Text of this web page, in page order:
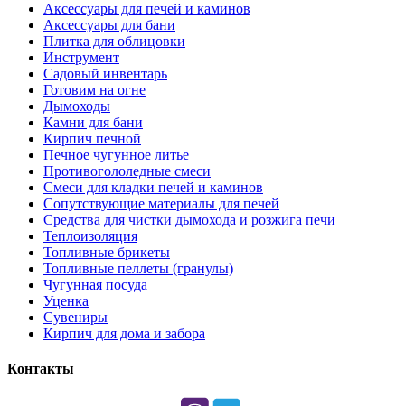
Аксессуары для печей и каминов
Аксессуары для бани
Плитка для облицовки
Инструмент
Садовый инвентарь
Готовим на огне
Дымоходы
Камни для бани
Кирпич печной
Печное чугунное литье
Противогололедные смеси
Смеси для кладки печей и каминов
Сопутствующие материалы для печей
Средства для чистки дымохода и розжига печи
Теплоизоляция
Топливные брикеты
Топливные пеллеты (гранулы)
Чугунная посуда
Уценка
Сувениры
Кирпич для дома и забора
Контакты